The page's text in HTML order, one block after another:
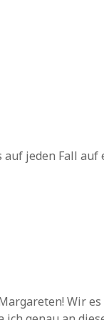
jeden Fall auf
Wir es